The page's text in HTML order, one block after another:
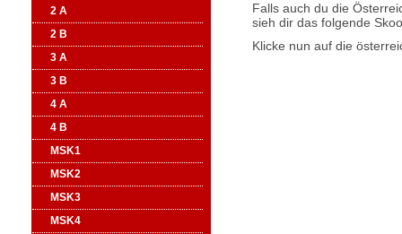
2 A
2 B
3 A
3 B
4 A
4 B
MSK1
MSK2
MSK3
MSK4
Falls auch du die
sieh dir das folgende
Klicke nun auf die